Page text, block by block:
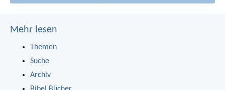
Mehr lesen
Themen
Suche
Archiv